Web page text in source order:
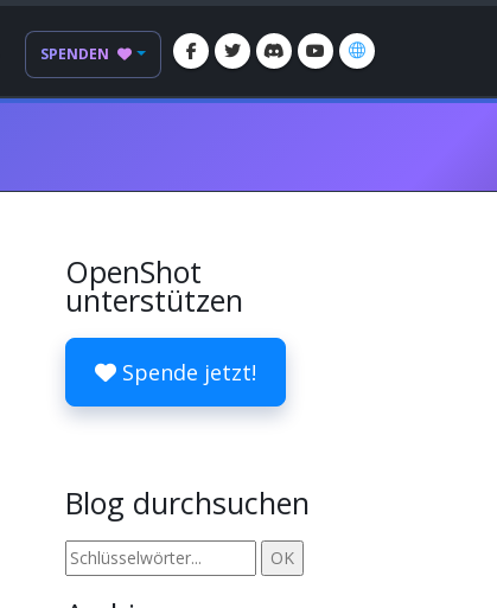
SPENDEN
OpenShot
unterstützen
Spende jetzt!
Blog durchsuchen